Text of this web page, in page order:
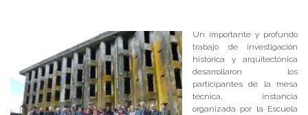
Un importante y profundo
trabajo de investigación
histórica y arquitectónica
desarrollaron los
participantes de la mesa
técnica, instancia
organizada por la Escuela